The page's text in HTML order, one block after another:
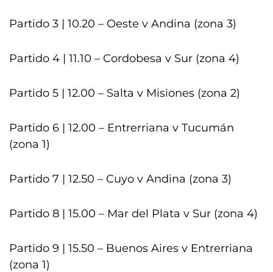
Partido 3 | 10.20 – Oeste v Andina (zona 3)
Partido 4 | 11.10 – Cordobesa v Sur (zona 4)
Partido 5 | 12.00 – Salta v Misiones (zona 2)
Partido 6 | 12.00 – Entrerriana v Tucumán
(zona 1)
Partido 7 | 12.50 – Cuyo v Andina (zona 3)
Partido 8 | 15.00 – Mar del Plata v Sur (zona 4)
Partido 9 | 15.50 – Buenos Aires v Entrerriana
(zona 1)